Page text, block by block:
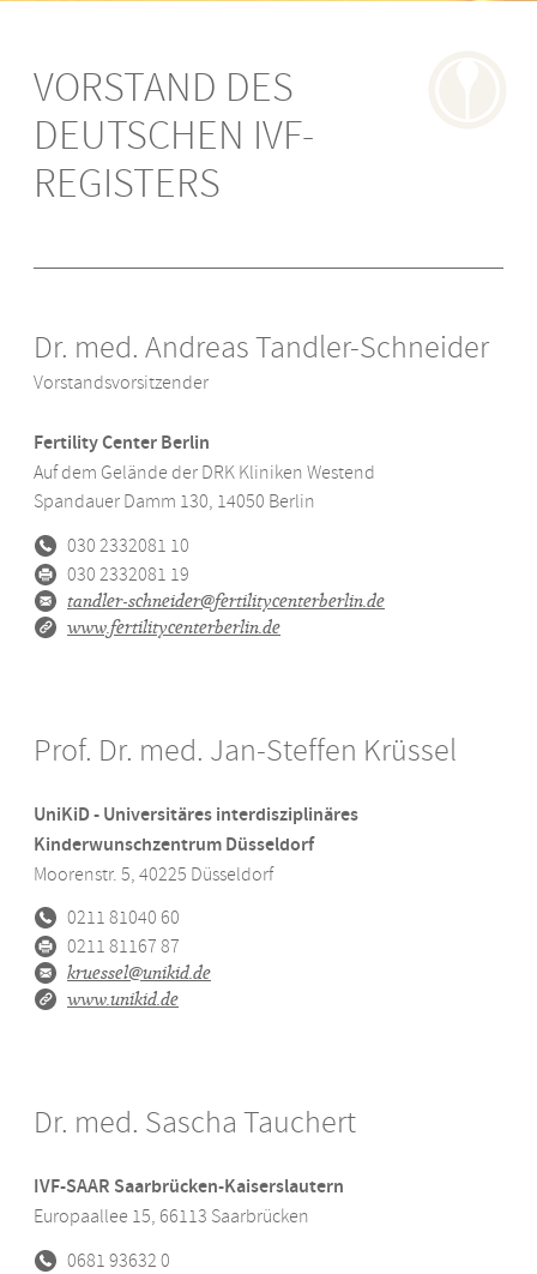
Termine
FAQ
Literatur
FAQ ARTbox®
Impressum
Datenschutz
VORSTAND DES
DEUTSCHEN IVF-
REGISTERS
Dr. med. Andreas Tandler-Schneider
Vorstandsvorsitzender
Fertility Center Berlin
Auf dem Gelände der DRK Kliniken Westend
Spandauer Damm 130, 14050 Berlin
030 2332081 10
030 2332081 19
tandler-schneider@fertilitycenterberlin.de
www.fertilitycenterberlin.de
Prof. Dr. med. Jan-Steffen Krüssel
UniKiD - Universitäres interdisziplinäres
Kinderwunschzentrum Düsseldorf
Moorenstr. 5, 40225 Düsseldorf
0211 81040 60
0211 81167 87
kruessel@unikid.de
www.unikid.de
Dr. med. Sascha Tauchert
IVF-SAAR Saarbrücken-Kaiserslautern
Europaallee 15, 66113 Saarbrücken
0681 93632 0